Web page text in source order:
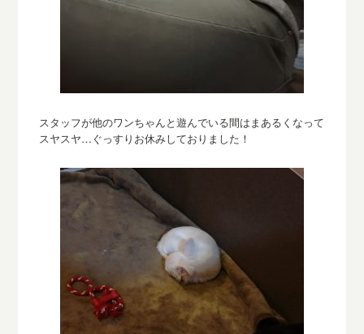
スタッフが他のワンちゃんと遊んでいる間はまあるくなって
スヤスヤ…ぐっすりお休みしておりました！